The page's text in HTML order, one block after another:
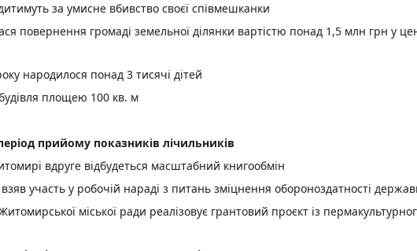
за умисне вбивство своєї співмешканки
повернення громаді земельної ділянки вартістю понад 1,5 млн грн у
народилося понад 3 тисячі дітей
площею 100 кв. м
прийому показників лічильників
вдруге відбудеться масштабний книгообмін
участь у робочій нараді з питань зміцнення обороноздатності
міської ради реалізовує грантовий проєкт із